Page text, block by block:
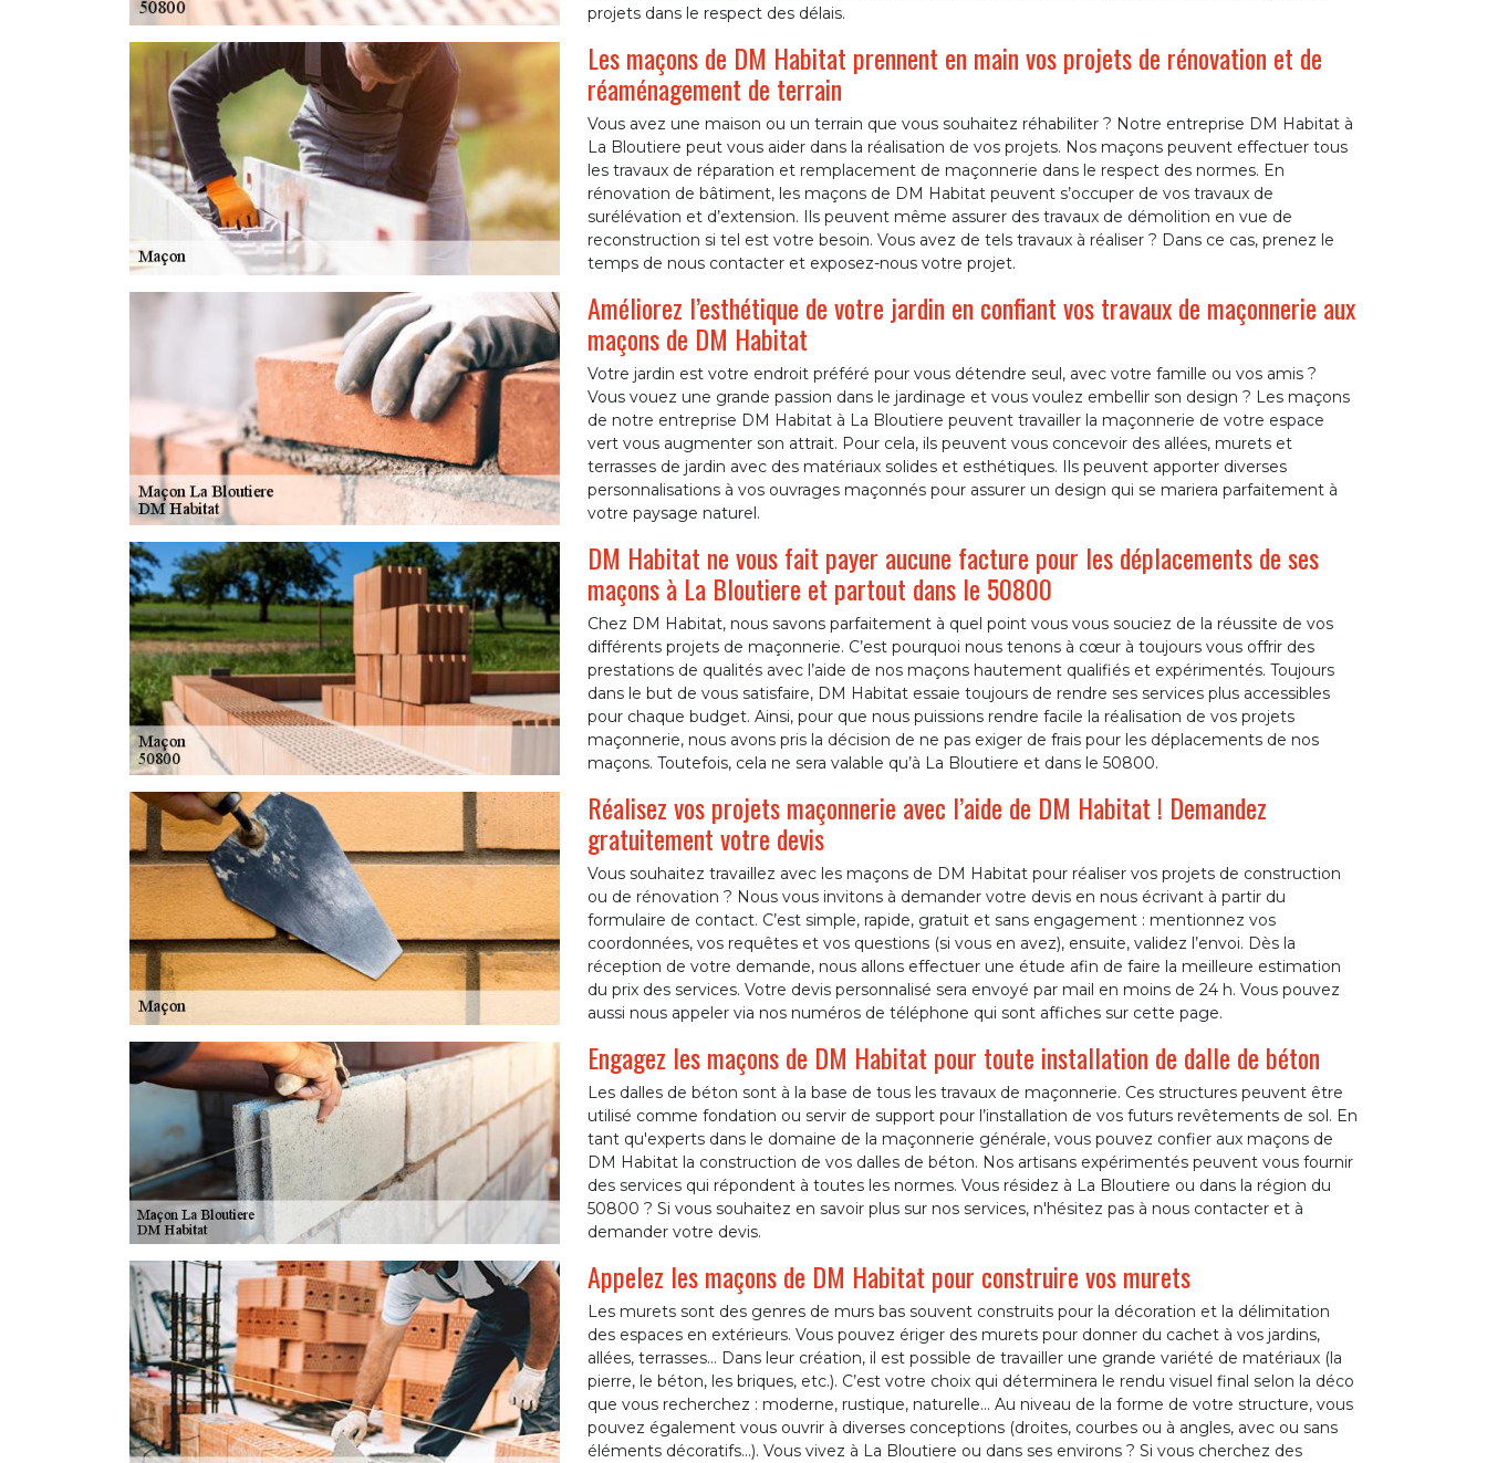
projets dans le respect des délais.
Les maçons de DM Habitat prennent en main vos projets de rénovation et de
réaménagement de terrain
Vous avez une maison ou un terrain que vous souhaitez réhabiliter ? Notre entreprise DM Habitat à
La Bloutiere peut vous aider dans la réalisation de vos projets. Nos maçons peuvent effectuer tous
les travaux de réparation et remplacement de maçonnerie dans le respect des normes. En
rénovation de bâtiment, les maçons de DM Habitat peuvent s’occuper de vos travaux de
surélévation et d’extension. Ils peuvent même assurer des travaux de démolition en vue de
reconstruction si tel est votre besoin. Vous avez de tels travaux à réaliser ? Dans ce cas, prenez le
temps de nous contacter et exposez-nous votre projet.
Améliorez l’esthétique de votre jardin en confiant vos travaux de maçonnerie aux
maçons de DM Habitat
Votre jardin est votre endroit préféré pour vous détendre seul, avec votre famille ou vos amis ?
Vous vouez une grande passion dans le jardinage et vous voulez embellir son design ? Les maçons
de notre entreprise DM Habitat à La Bloutiere peuvent travailler la maçonnerie de votre espace
vert vous augmenter son attrait. Pour cela, ils peuvent vous concevoir des allées, murets et
terrasses de jardin avec des matériaux solides et esthétiques. Ils peuvent apporter diverses
personnalisations à vos ouvrages maçonnés pour assurer un design qui se mariera parfaitement à
votre paysage naturel.
DM Habitat ne vous fait payer aucune facture pour les déplacements de ses
maçons à La Bloutiere et partout dans le 50800
Chez DM Habitat, nous savons parfaitement à quel point vous vous souciez de la réussite de vos
différents projets de maçonnerie. C’est pourquoi nous tenons à cœur à toujours vous offrir des
prestations de qualités avec l’aide de nos maçons hautement qualifiés et expérimentés. Toujours
dans le but de vous satisfaire, DM Habitat essaie toujours de rendre ses services plus accessibles
pour chaque budget. Ainsi, pour que nous puissions rendre facile la réalisation de vos projets
maçonnerie, nous avons pris la décision de ne pas exiger de frais pour les déplacements de nos
maçons. Toutefois, cela ne sera valable qu’à La Bloutiere et dans le 50800.
Réalisez vos projets maçonnerie avec l’aide de DM Habitat ! Demandez
gratuitement votre devis
Vous souhaitez travaillez avec les maçons de DM Habitat pour réaliser vos projets de construction
ou de rénovation ? Nous vous invitons à demander votre devis en nous écrivant à partir du
formulaire de contact. C’est simple, rapide, gratuit et sans engagement : mentionnez vos
coordonnées, vos requêtes et vos questions (si vous en avez), ensuite, validez l’envoi. Dès la
réception de votre demande, nous allons effectuer une étude afin de faire la meilleure estimation
du prix des services. Votre devis personnalisé sera envoyé par mail en moins de 24 h. Vous pouvez
aussi nous appeler via nos numéros de téléphone qui sont affiches sur cette page.
Engagez les maçons de DM Habitat pour toute installation de dalle de béton
Les dalles de béton sont à la base de tous les travaux de maçonnerie. Ces structures peuvent être
utilisé comme fondation ou servir de support pour l’installation de vos futurs revêtements de sol. En
tant qu'experts dans le domaine de la maçonnerie générale, vous pouvez confier aux maçons de
DM Habitat la construction de vos dalles de béton. Nos artisans expérimentés peuvent vous fournir
des services qui répondent à toutes les normes. Vous résidez à La Bloutiere ou dans la région du
50800 ? Si vous souhaitez en savoir plus sur nos services, n'hésitez pas à nous contacter et à
demander votre devis.
Appelez les maçons de DM Habitat pour construire vos murets
Les murets sont des genres de murs bas souvent construits pour la décoration et la délimitation
des espaces en extérieurs. Vous pouvez ériger des murets pour donner du cachet à vos jardins,
allées, terrasses… Dans leur création, il est possible de travailler une grande variété de matériaux (la
pierre, le béton, les briques, etc.). C’est votre choix qui déterminera le rendu visuel final selon la déco
que vous recherchez : moderne, rustique, naturelle… Au niveau de la forme de votre structure, vous
pouvez également vous ouvrir à diverses conceptions (droites, courbes ou à angles, avec ou sans
éléments décoratifs…). Vous vivez à La Bloutiere ou dans ses environs ? Si vous cherchez des